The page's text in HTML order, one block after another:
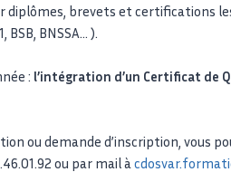
diplômes, brevets et certifications
BSB, BNSSA… ).
: l’intégration d’un Certificat de
ou demande d’inscription, vous
ou par mail à